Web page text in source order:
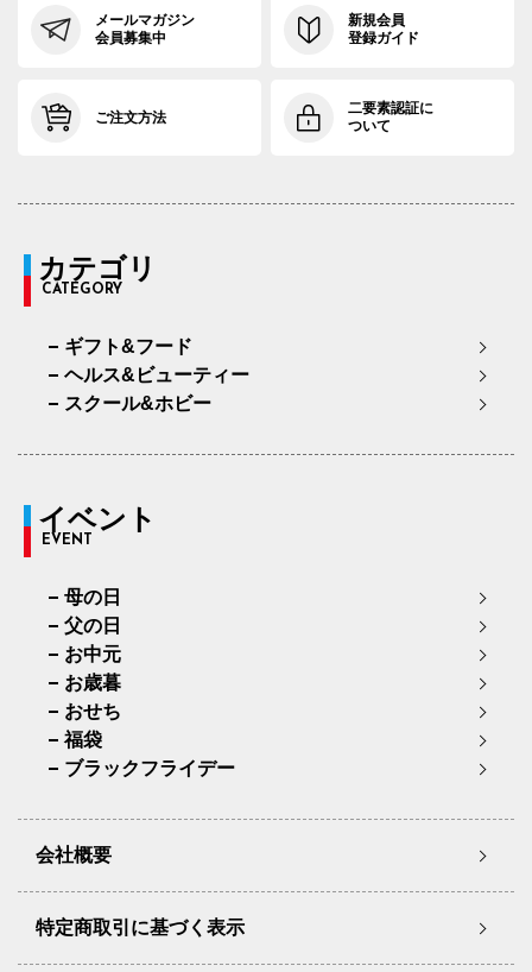
メールマガジン
会員募集中
新規会員
登録ガイド
ご注文方法
二要素認証に
ついて
カテゴリ
CATEGORY
ギフト&フード
ヘルス&ビューティー
スクール&ホビー
イベント
EVENT
母の日
父の日
お中元
お歳暮
おせち
福袋
ブラックフライデー
会社概要
特定商取引に基づく表示